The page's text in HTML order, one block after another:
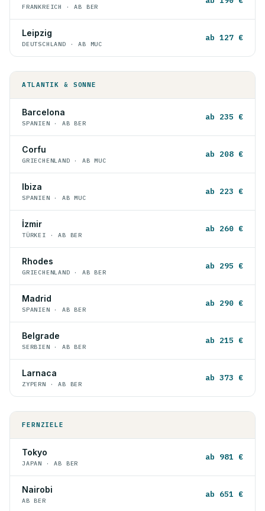
FRANKREICH · AB BER
Leipzig
DEUTSCHLAND · AB MUC
ab 127 €
ATLANTIK & SONNE
Barcelona
SPANIEN · AB BER
ab 235 €
Corfu
GRIECHENLAND · AB MUC
ab 208 €
Ibiza
SPANIEN · AB MUC
ab 223 €
İzmir
TÜRKEI · AB BER
ab 260 €
Rhodes
GRIECHENLAND · AB BER
ab 295 €
Madrid
SPANIEN · AB BER
ab 290 €
Belgrade
SERBIEN · AB BER
ab 215 €
Larnaca
ZYPERN · AB BER
ab 373 €
FERNZIELE
Tokyo
JAPAN · AB BER
ab 981 €
Nairobi
AB BER
ab 651 €